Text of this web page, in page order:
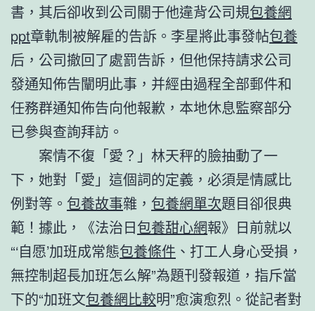
書，其后卻收到公司關于他違背公司規包養網
ppt章軌制被解雇的告訴。李星將此事發帖包養
后，公司撤回了處罰告訴，但他保持請求公司
發通知佈告闡明此事，并經由過程全部郵件和
任務群通知佈告向他報歉，本地休息監察部分
已參與查詢拜訪。
案情不復「愛？」林天秤的臉抽動了一
下，她對「愛」這個詞的定義，必須是情感比
例對等。 包養故事雜， 包養網單次題目卻很典
範！據此，《法治日包養甜心網報》日前就以
“‘自愿’加班成常態包養條件 、打工人身心受損，
無控制超長加班怎么解”為題刊發報道，指斥當
下的“加班文包養網比較明”愈演愈烈。從記者對